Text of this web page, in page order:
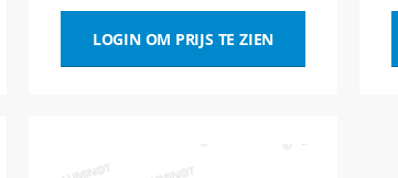
LOGIN OM PRIJS TE ZIEN